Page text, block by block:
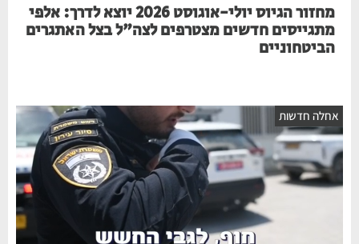
מחזור הגיוס יולי-אוגוסט 2026 יוצא לדרך: אלפי
מתגייסים חדשים מצטרפים לצה"ל בצל האתגרים
הביטחוניים
אחלה חדשות